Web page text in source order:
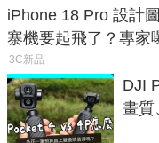
iPhone 18 Pro 設計
寨機要起飛了？專家
3C新品
DJI
畫質